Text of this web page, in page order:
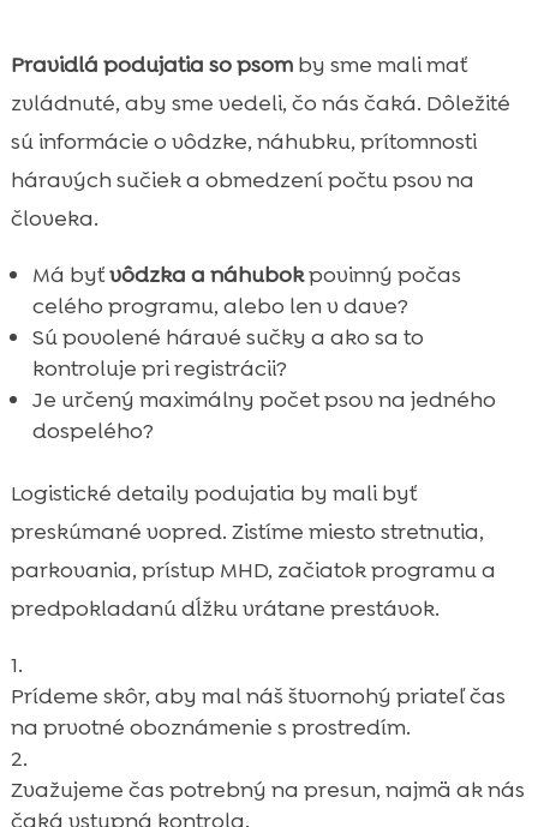
Pravidlá podujatia so psomby sme mali mať
zvládnuté, aby sme vedeli, čo nás čaká. Dôležité
sú informácie o vôdzke, náhubku, prítomnosti
háravých sučiek a obmedzení počtu psov na
človeka.
Má byťvôdzka a náhubokpovinný počas
celého programu, alebo len v dave?
Sú povolené háravé sučky a ako sa to
kontroluje pri registrácii?
Je určený maximálny počet psov na jedného
dospelého?
Logistické detaily podujatia by mali byť
preskúmané vopred. Zistíme miesto stretnutia,
parkovania, prístup MHD, začiatok programu a
predpokladanú dĺžku vrátane prestávok.
Prídeme skôr, aby mal náš štvornohý priateľ čas
na prvotné oboznámenie s prostredím.
Zvažujeme čas potrebný na presun, najmä ak nás